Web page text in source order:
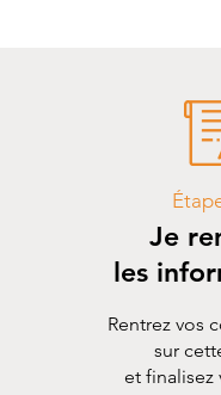
Je
les
Rentrez vos
sur
et finalisez